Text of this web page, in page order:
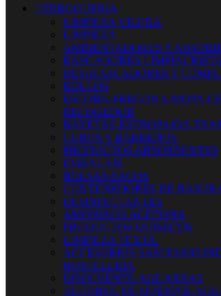
 DROGUERIA
LIMPIEZA VILEDA
LIMPIEZA
AMBIENTADORES Y
RASCADORES-
DESATASCADORES Y
ROLLOS
ESCOBA-FREGONA-MOPA-
RECOGEDOR
BAYETAS-ESTROPAJOS-
CUBOS Y BARREÑOS
PRODUCTOS ABSORBENTES
EMBALAJE
BOLSAS-SACOS
CONTENEDORES DE
DESINFECTANTES
AMONIACO ACETONA
PRODUCTOS QUIMICOS
LIMPIEZA TEXTIL
ACCESORIOS SANITARIO
HOSTELERIA
DISOLVENTE-AGUARRAS
ALCOHOL DE QUEMAR-